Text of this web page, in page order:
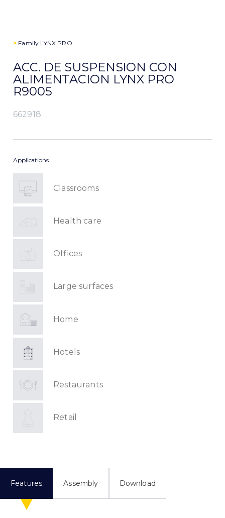
> Family LYNX PRO
ACC. DE SUSPENSION CON
ALIMENTACION LYNX PRO
R9005
662918
Applications
Classrooms
Health care
Offices
Large surfaces
Home
Hotels
Restaurants
Retail
Features Assembly Download